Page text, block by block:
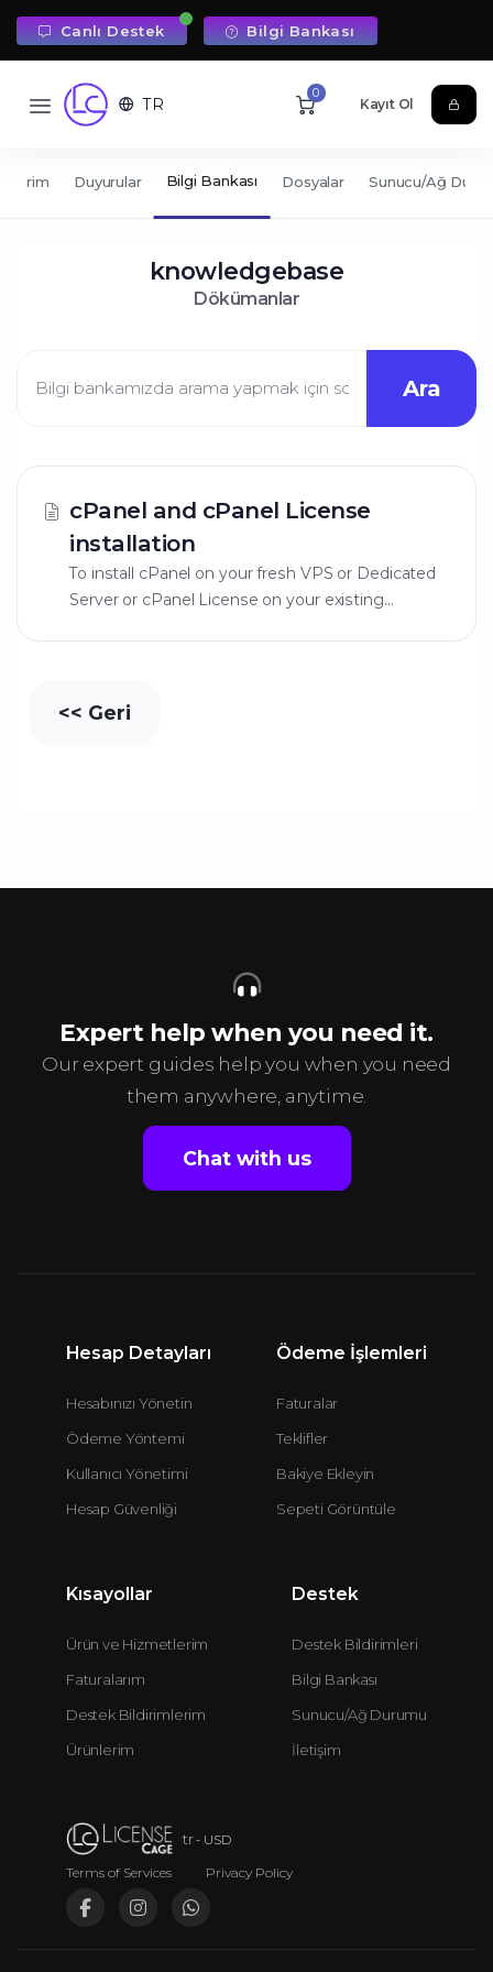
Canlı Destek Bilgi Bankası
TR
0
Kayıt Ol
Duyurular Bilgi Bankası Dosyalar Sunucu/Ağ
knowledgebase
Dökümanlar
Ara
cPanel and cPanel License
installation
To install cPanel on your fresh VPS or Dedicated
Server or cPanel License on your existing...
<< Geri
Expert help when you need it.
Our expert guides help you when you need
them anywhere, anytime.
Chat with us
Hesap Detayları
Hesabınızı Yönetin
Ödeme Yöntemi
Kullanıcı Yönetimi
Hesap Güvenliği
Ödeme İşlemleri
Faturalar
Teklifler
Bakiye Ekleyin
Sepeti Görüntüle
Kısayollar
Ürün ve Hizmetlerim
Faturalarım
Destek Bildirimlerim
Ürünlerim
Destek
Destek Bildirimleri
Bilgi Bankası
Sunucu/Ağ Durumu
İletişim
tr- USD
Terms of Services Privacy Policy